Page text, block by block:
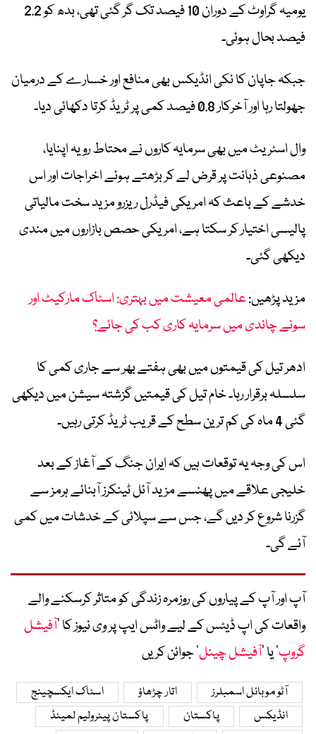
یومیہ گراوٹ کے دوران 10 فیصد تک گر گئی تھی، بدھ کو 2.2
فیصد بحال ہوئی۔
جبکہ جاپان کا نکی انڈیکس بھی منافع اور خسارے کے درمیان
جھولتا رہا اور آخرکار 0.8 فیصد کمی پر ٹریڈ کرتا دکھائی دیا۔
وال اسٹریٹ میں بھی سرمایہ کاروں نے محتاط رویہ اپنایا،
مصنوعی ذہانت پر قرض لے کر بڑھتے ہوئے اخراجات اور اس
خدشے کے باعث کہ امریکی فیڈرل ریزرو مزید سخت مالیاتی
پالیسی اختیار کر سکتا ہے، امریکی حصص بازاروں میں مندی
دیکھی گئی۔
مزید پڑھیں:عالمی معیشت میں بہتری: اسٹاک مارکیٹ اور
سونے چاندی میں سرمایہ کاری کب کی جائے؟
ادھر تیل کی قیمتوں میں بھی ہفتے بھر سے جاری کمی کا
سلسلہ برقرار رہا۔ خام تیل کی قیمتیں گزشتہ سیشن میں دیکھی
گئی 4 ماہ کی کم ترین سطح کے قریب ٹریڈ کرتی رہیں۔
اس کی وجہ یہ توقعات ہیں کہ ایران جنگ کے آغاز کے بعد
خلیجی علاقے میں پھنسے مزید آئل ٹینکرز آبنائے ہرمز سے
گزرنا شروع کر دیں گے، جس سے سپلائی کے خدشات میں کمی
آئے گی۔
آپ اور آپ کے پیاروں کی روزمرہ زندگی کو متاثر کرسکنے والے
واقعات کی اپ ڈیٹس کے لیے واٹس ایپ پر وی نیوز کا ’آفیشل
گروپ‘ یا ’آفیشل چینل‘ جوائن کریں
آٹو موبائل اسمبلرز اتار چڑھاؤ
اسٹاک ایکسچینج
انڈیکس
پاکستان
پاکستان پیٹرولیم لمیٹڈ